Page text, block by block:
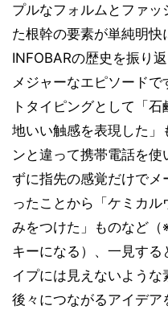
プルなフォルムとファ
た根幹の要素が単純明
INFOBARの歴史を振り
メジャーなエピソード
トタイピングとして「
地いい触感を表現した」
ンと違って携帯電話を
ずに指先の感覚だけで
ったことから「ケミカ
みをつけた」ものなど
キーになる）、一見する
イプには見えないような
後々につながるアイデア